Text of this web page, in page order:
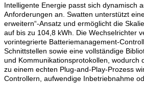
Intelligente Energie passt sich dynamisch
Anforderungen an. Swatten unterstützt
erweitern“-Ansatz und ermöglicht die
auf bis zu 104,8 kWh. Die Wechselrichter
vorintegrierte Batteriemanagement-
Schnittstellen sowie eine vollständige
und Kommunikationsprotokollen, wodurch
zu einem echten Plug-and-Play-Prozess
Controllern, aufwendige Inbetriebnahme